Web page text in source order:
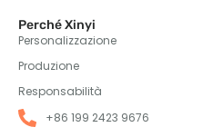
Perché Xinyi
Personalizzazione
Produzione
Responsabilità
+86 199 2423 9676